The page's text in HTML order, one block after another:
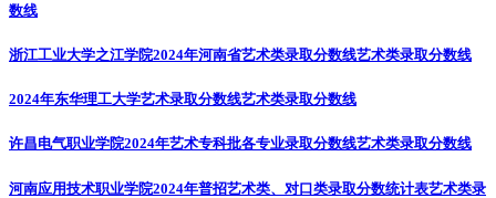
数线
浙江工业大学之江学院2024年河南省艺术类录取分数线艺术类录取分数线
2024年东华理工大学艺术录取分数线艺术类录取分数线
许昌电气职业学院2024年艺术专科批各专业录取分数线艺术类录取分数线
河南应用技术职业学院2024年普招艺术类、对口类录取分数统计表艺术类录